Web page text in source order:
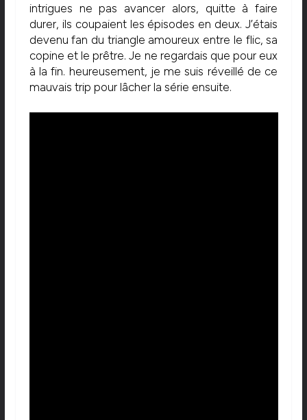
intrigues ne pas avancer alors, quitte à faire
durer, ils coupaient les épisodes en deux. J’étais
devenu fan du triangle amoureux entre le flic, sa
copine et le prêtre. Je ne regardais que pour eux
à la fin. heureusement, je me suis réveillé de ce
mauvais trip pour lâcher la série ensuite.